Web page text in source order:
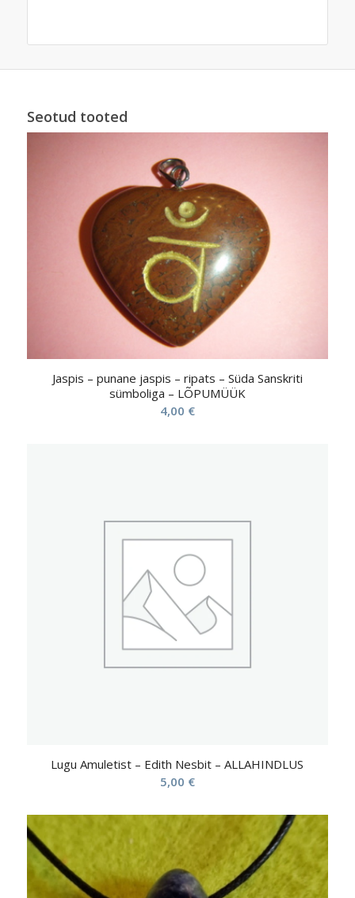
Seotud tooted
Jaspis – punane jaspis – ripats – Süda Sanskriti
sümboliga – LÕPUMÜÜK
4,00 €
Lugu Amuletist – Edith Nesbit – ALLAHINDLUS
5,00 €